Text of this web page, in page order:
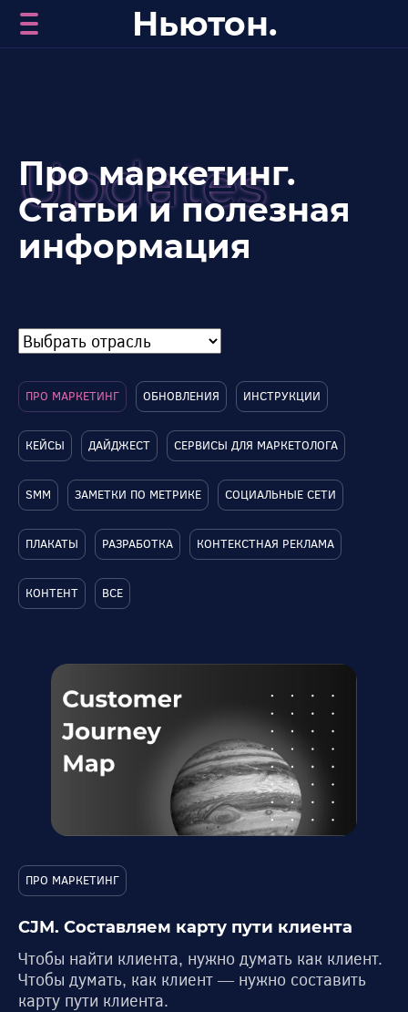
Ньютон.
Про маркетинг.
Статьи и полезная
информация
Updates
ПРО МАРКЕТИНГ ОБНОВЛЕНИЯ ИНСТРУКЦИИ
КЕЙСЫ ДАЙДЖЕСТ СЕРВИСЫ ДЛЯ МАРКЕТОЛОГА
SMM ЗАМЕТКИ ПО МЕТРИКЕ СОЦИАЛЬНЫЕ СЕТИ
ПЛАКАТЫ РАЗРАБОТКА КОНТЕКСТНАЯ РЕКЛАМА
КОНТЕНТ ВСЕ
ПРО МАРКЕТИНГ
CJM. Составляем карту пути клиента
Чтобы найти клиента, нужно думать как клиент.
Чтобы думать, как клиент — нужно составить
карту пути клиента.